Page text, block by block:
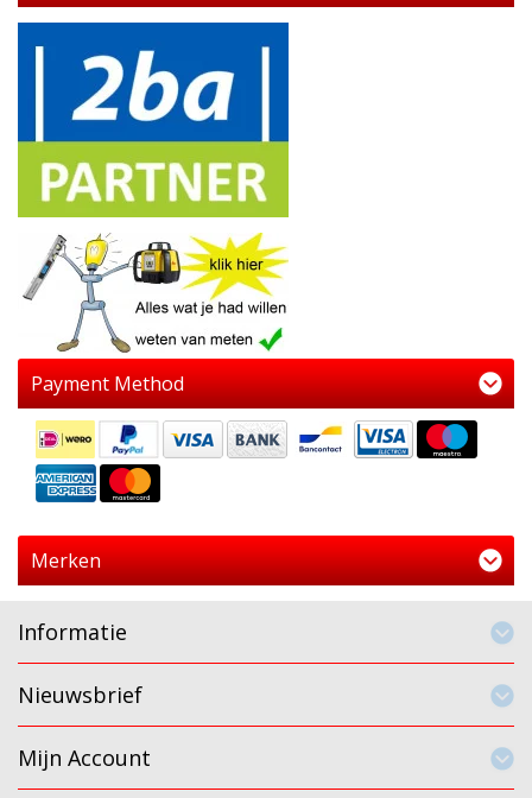
Payment Method
Merken
Informatie
Nieuwsbrief
Mijn Account